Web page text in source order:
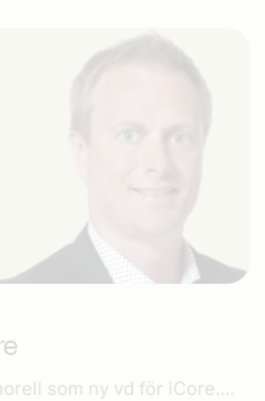
som ny vd för iCore....